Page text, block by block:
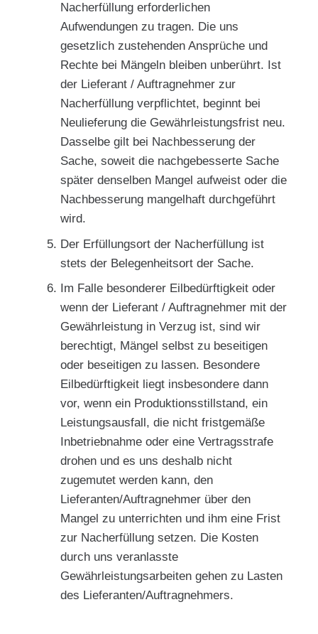
Nacherfüllung erforderlichen
Aufwendungen zu tragen. Die uns
gesetzlich zustehenden Ansprüche und
Rechte bei Mängeln bleiben unberührt. Ist
der Lieferant / Auftragnehmer zur
Nacherfüllung verpflichtet, beginnt bei
Neulieferung die Gewährleistungsfrist neu.
Dasselbe gilt bei Nachbesserung der
Sache, soweit die nachgebesserte Sache
später denselben Mangel aufweist oder die
Nachbesserung mangelhaft durchgeführt
wird.
Der Erfüllungsort der Nacherfüllung ist
stets der Belegenheitsort der Sache.
Im Falle besonderer Eilbedürftigkeit oder
wenn der Lieferant / Auftragnehmer mit der
Gewährleistung in Verzug ist, sind wir
berechtigt, Mängel selbst zu beseitigen
oder beseitigen zu lassen. Besondere
Eilbedürftigkeit liegt insbesondere dann
vor, wenn ein Produktionsstillstand, ein
Leistungsausfall, die nicht fristgemäße
Inbetriebnahme oder eine Vertragsstrafe
drohen und es uns deshalb nicht
zugemutet werden kann, den
Lieferanten/Auftragnehmer über den
Mangel zu unterrichten und ihm eine Frist
zur Nacherfüllung setzen. Die Kosten
durch uns veranlasste
Gewährleistungsarbeiten gehen zu Lasten
des Lieferanten/Auftragnehmers.